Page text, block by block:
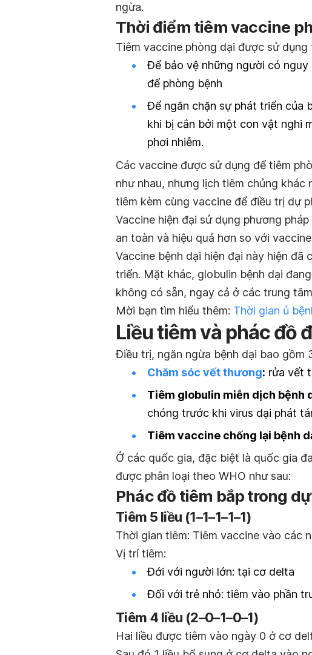
ngừa.
Thời điểm tiêm vaccine
Tiêm vaccine phòng dại được sử
Để bảo vệ những người có
để phòng bệnh
Để ngăn chặn sự phát triển của
khi bị cắn bởi một con vật nghi
phơi nhiễm.
Các vaccine được sử dụng để tiêm
như nhau, nhưng lịch tiêm chủng khác
tiêm kèm cùng vaccine để điều trị dự
Vaccine hiện đại sử dụng phương
an toàn và hiệu quả hơn so với
Vaccine bệnh dại hiện đại này hiện
triển. Mặt khác, globulin bệnh dại
không có sẵn, ngay cả ở các trung
Mời bạn tìm hiểu thêm: Thời gian ủ
Liều tiêm và phác đồ
Điều trị, ngăn ngừa bệnh dại bao gồm
Chăm sóc vết thương: rửa vết
Tiêm globulin miễn dịch bệnh
chóng trước khi virus dại phát
Tiêm vaccine chống lại bệnh
Ở các quốc gia, đặc biệt là quốc gia
được phân loại theo WHO như sau:
Phác đồ tiêm bắp trong
Tiêm 5 liều (1–1–1–1–1)
Thời gian tiêm: Tiêm vaccine vào các
Vị trí tiêm:
Đới với người lớn: tại cơ delta
Đối với trẻ nhỏ: tiêm vào phần
Tiêm 4 liều (2–0–1–0–1)
Hai liều được tiêm vào ngày 0 ở cơ